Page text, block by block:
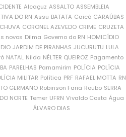
Alcaçuz ASSALTO ASSEMBLEIA
DO RN Assu BATATA Caicó CARAÚBAS
CORONEL AZEVEDO CRIME CRUZETA
novos Dilma Governo do RN HOMICÍDIO
JARDIM DE PIRANHAS JUCURUTU LULA
NATAL Nilda NÉLTER QUEIROZ Pagamento
PARELHAS Parnamirim POLÍCIA POLÍCIA
MILITAR Política PRF RAFAEL MOTTA RN
GERMANO Robinson Faria Roubo SERRA
NORTE Temer UFRN Vivaldo Costa Água
ÁLVARO DIAS